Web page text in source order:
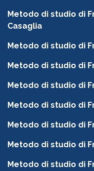
Metodo di studio di
Casaglia
Metodo di studio di
Metodo di studio di
Metodo di studio di
Metodo di studio di
Metodo di studio di
Metodo di studio di
Metodo di studio di